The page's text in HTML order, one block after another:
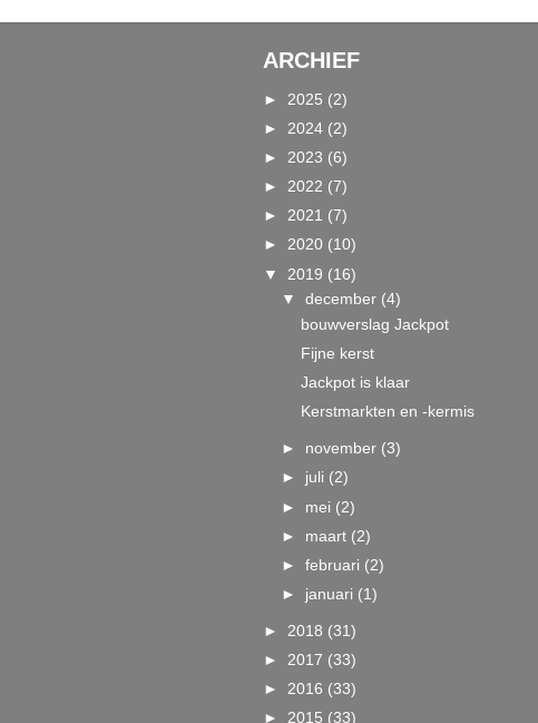
ARCHIEF
► 2025 (2)
► 2024 (2)
► 2023 (6)
► 2022 (7)
► 2021 (7)
► 2020 (10)
▼ 2019 (16)
▼december (4)
bouwverslag Jackpot
Fijne kerst
Jackpot is klaar
Kerstmarkten en -kermis
► november (3)
► juli (2)
► mei (2)
► maart (2)
►februari (2)
► januari (1)
► 2018 (31)
► 2017 (33)
► 2016 (33)
► 2015 (33)